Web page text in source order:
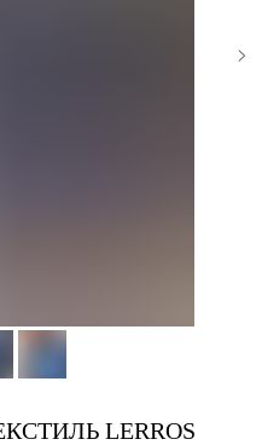
LERROS